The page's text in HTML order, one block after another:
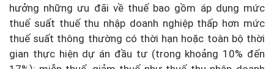
hưởng những ưu đãi về thuế bao gồm áp dụng mức
thuế suất thuế thu nhập doanh nghiệp thấp hơn mức
thuế suất thông thường có thời hạn hoặc toàn bộ thời
gian thực hiện dự án đầu tư (trong khoảng 10% đến